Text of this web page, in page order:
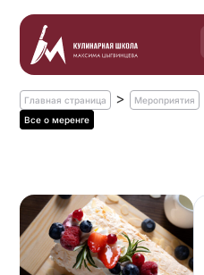
Главная страница > Мероприятия
Все о меренге